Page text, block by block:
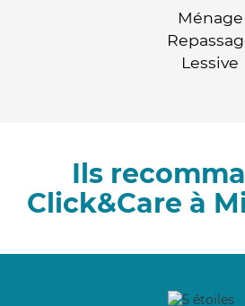
Ménage
Lessive
Ils
Click&Care à